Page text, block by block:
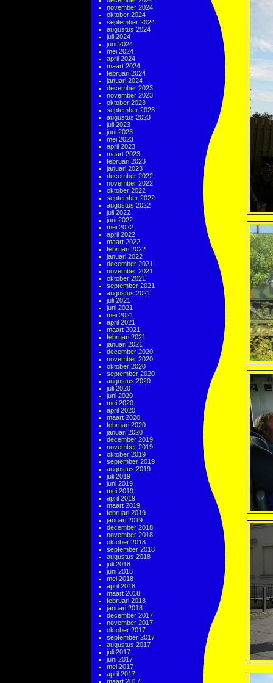
november 2024
oktober 2024
september 2024
augustus 2024
juli 2024
juni 2024
mei 2024
april 2024
maart 2024
februari 2024
januari 2024
december 2023
november 2023
oktober 2023
september 2023
augustus 2023
juli 2023
juni 2023
mei 2023
april 2023
maart 2023
februari 2023
januari 2023
december 2022
november 2022
oktober 2022
september 2022
augustus 2022
juli 2022
juni 2022
mei 2022
april 2022
maart 2022
februari 2022
januari 2022
december 2021
november 2021
oktober 2021
september 2021
augustus 2021
juli 2021
juni 2021
mei 2021
april 2021
maart 2021
februari 2021
januari 2021
december 2020
november 2020
oktober 2020
september 2020
augustus 2020
juli 2020
juni 2020
mei 2020
april 2020
maart 2020
februari 2020
januari 2020
december 2019
november 2019
oktober 2019
september 2019
augustus 2019
juli 2019
juni 2019
mei 2019
april 2019
maart 2019
februari 2019
januari 2019
december 2018
november 2018
oktober 2018
september 2018
augustus 2018
juli 2018
juni 2018
mei 2018
april 2018
maart 2018
februari 2018
januari 2018
december 2017
november 2017
oktober 2017
september 2017
augustus 2017
juli 2017
juni 2017
mei 2017
april 2017
maart 2017